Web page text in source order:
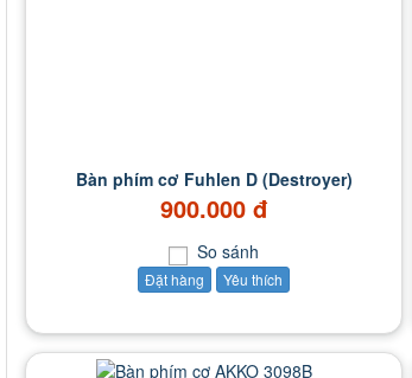
Bàn phím cơ Fuhlen D (Destroyer)
900.000 đ
So sánh
Đặt hàng Yêu thích